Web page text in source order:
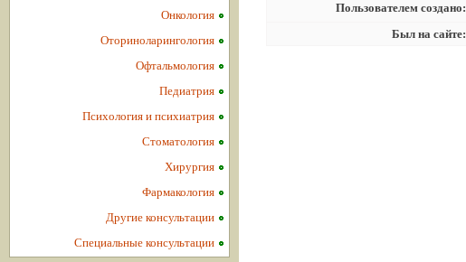
Пользователем создано:
Был на сайте:
Онкология
Оториноларингология
Офтальмология
Педиатрия
Психология и психиатрия
Стоматология
Хирургия
Фармакология
Другие консультации
Специальные консультации